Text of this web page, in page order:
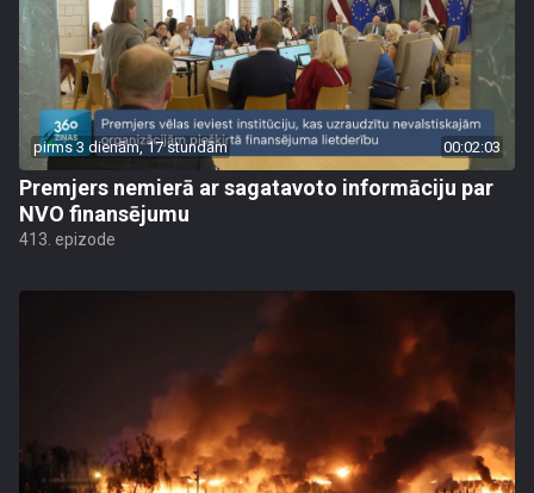
pirms 3 dienām, 17 stundām 00:02:03
Premjers nemierā ar sagatavoto informāciju par
NVO finansējumu
413. epizode